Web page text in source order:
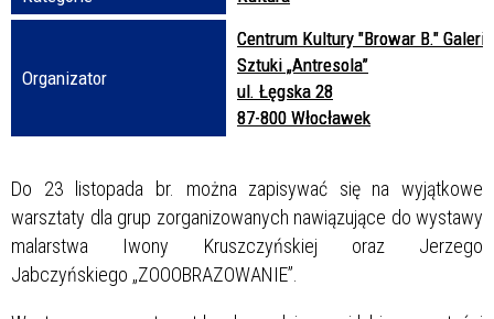
Organizator
Centrum Kultury "Browar B." Galeria
Sztuki „Antresola”
ul. Łęgska 28
87-800 Włocławek
Do 23 listopada br. można zapisywać się na wyjątkowe
warsztaty dla grup zorganizowanych nawiązujące do wystawy
malarstwa Iwony Kruszczyńskiej oraz Jerzego
Jabczyńskiego „ZOOOBRAZOWANIE”.